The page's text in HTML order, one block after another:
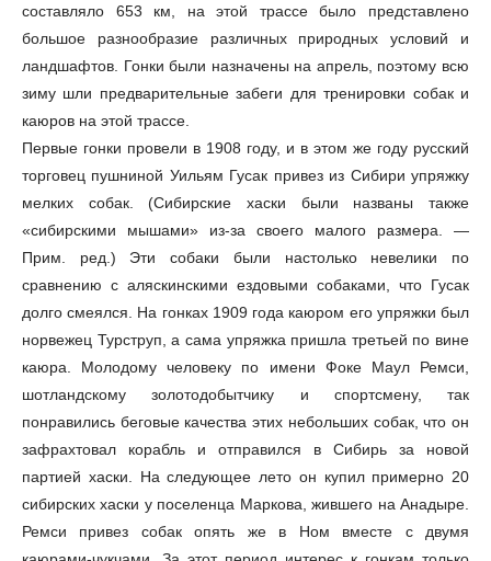
составляло 653 км, на этой трассе было представлено
большое разнообразие различных природных условий и
ландшафтов. Гонки были назначены на апрель, поэтому всю
зиму шли предварительные забеги для тренировки собак и
каюров на этой трассе.
Первые гонки провели в 1908 году, и в этом же году русский
торговец пушниной Уильям Гусак привез из Сибири упряжку
мелких собак. (Сибирские хаски были названы также
«сибирскими мышами» из-за своего малого размера. —
Прим. ред.) Эти собаки были настолько невелики по
сравнению с аляскинскими ездовыми собаками, что Гусак
долго смеялся. На гонках 1909 года каюром его упряжки был
норвежец Турструп, а сама упряжка пришла третьей по вине
каюра. Молодому человеку по имени Фоке Маул Ремси,
шотландскому золотодобытчику и спортсмену, так
понравились беговые качества этих небольших собак, что он
зафрахтовал корабль и отправился в Сибирь за новой
партией хаски. На следующее лето он купил примерно 20
сибирских хаски у поселенца Маркова, жившего на Анадыре.
Ремси привез собак опять же в Ном вместе с двумя